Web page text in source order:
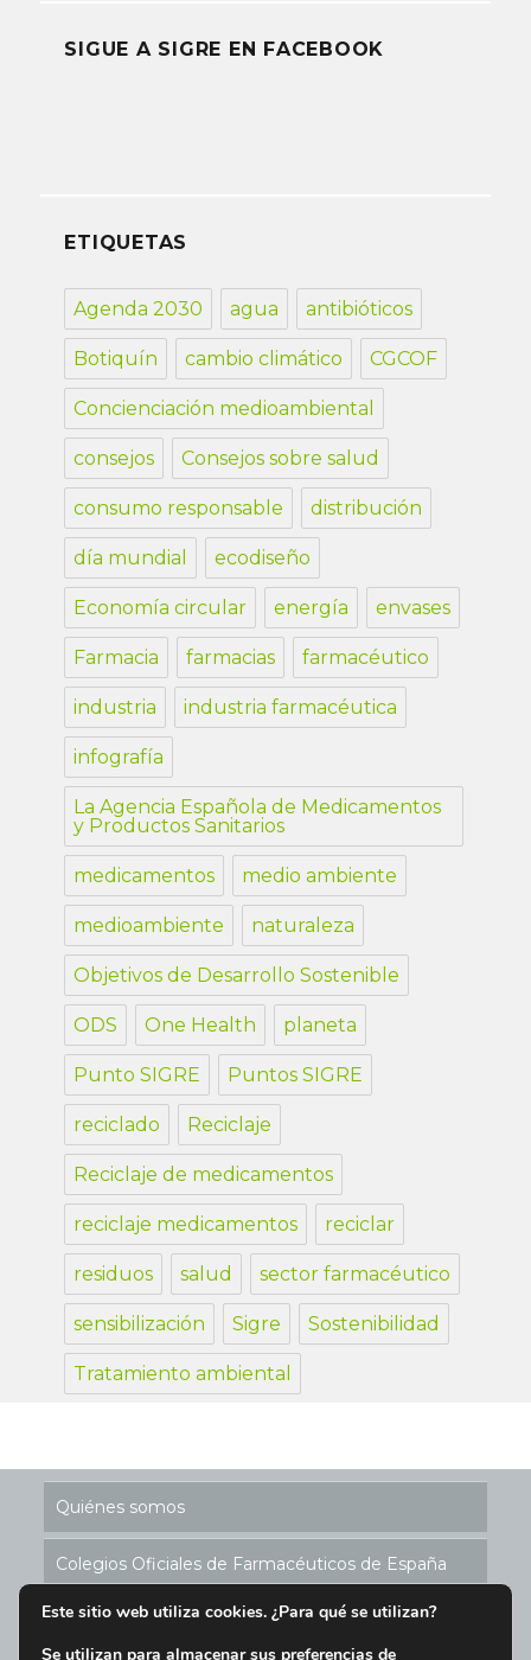
SIGUE A SIGRE EN FACEBOOK
ETIQUETAS
Agenda 2030 agua antibióticos
Botiquín cambio climático CGCOF
Concienciación medioambiental
consejos Consejos sobre salud
consumo responsable distribución
día mundial ecodiseño
Economía circular energía envases
Farmacia farmacias farmacéutico
industria industria farmacéutica
infografía
La Agencia Española de Medicamentos
y Productos Sanitarios
medicamentos medio ambiente
medioambiente naturaleza
Objetivos de Desarrollo Sostenible
ODS One Health planeta
Punto SIGRE Puntos SIGRE
reciclado Reciclaje
Reciclaje de medicamentos
reciclaje medicamentos reciclar
residuos salud sector farmacéutico
sensibilización Sigre Sostenibilidad
Tratamiento ambiental
Quiénes somos
Colegios Oficiales de Farmacéuticos de España
Historia de los Puntos SIGRE
Este sitio web utiliza cookies. ¿Para qué se utilizan?
Se utilizan para almacenar sus preferencias de